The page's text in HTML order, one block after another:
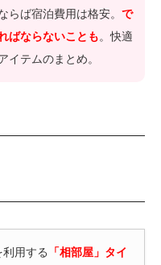
らば宿泊費用は格安。 で
ばならないことも。快適
イテムのまとめ。
用する
「相部屋」タイ